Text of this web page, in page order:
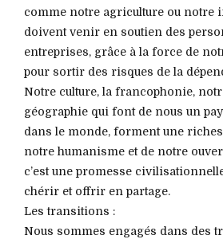
comme notre agriculture ou notre
doivent venir en soutien des
entreprises, grâce à la force de
pour sortir des risques de la
Notre culture, la francophonie,
géographie qui font de nous un
dans le monde, forment une
notre humanisme et de notre
c’est une promesse
chérir et offrir en partage.
Les transitions :
Nous sommes engagés dans des